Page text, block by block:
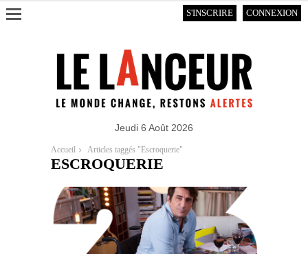
S'INSCRIRE CONNEXION
Jeudi 6 Août 2026
Accueil Articles taggés "Escroquerie"
ESCROQUERIE